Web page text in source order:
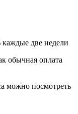
две недели
обычная оплата
можно посмотреть